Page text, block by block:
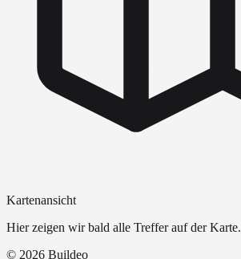
Kartenansicht
Hier zeigen wir bald alle Treffer auf der Karte.
© 2026 Buildeo